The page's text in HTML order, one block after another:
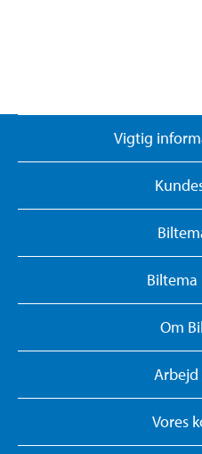
Vigtig
Biltema
Om
Arbejd
Vores